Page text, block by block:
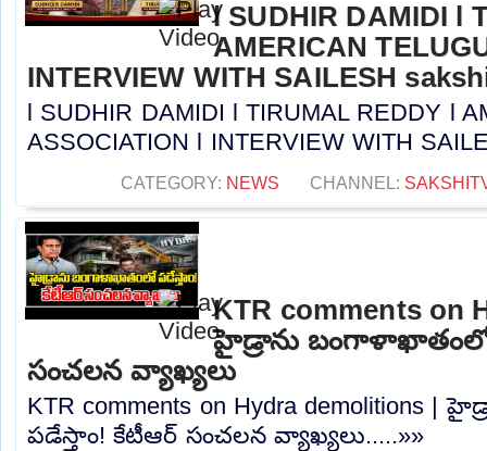
l SUDHIR DAMIDI l
AMERICAN
INTERVIEW WITH SAILESH
l SUDHIR DAMIDI l TIRUMAL REDDY l
ASSOCIATION l INTERVIEW WITH
CATEGORY: NEWS CHANNEL:
KTR comments on
హైడ్రాను బంగాళాఖాతంలో
సంచలన వ్యాఖ్యలు
KTR comments on Hydra demolitions
పడేస్తాం! కేటీఆర్ సంచలన వ్యాఖ్యలు.....»»